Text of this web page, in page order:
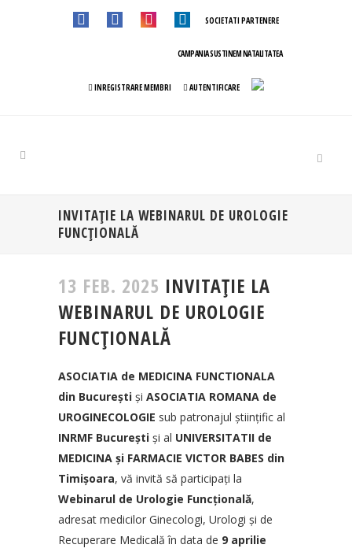
SOCIETATI PARTENERE
CAMPANIA SUSTINEM NATALITATEA
INREGISTRARE MEMBRI AUTENTIFICARE
INVITAȚIE LA WEBINARUL DE UROLOGIE
FUNCȚIONALĂ
13 FEB. 2025 INVITAȚIE LA
WEBINARUL DE UROLOGIE
FUNCȚIONALĂ
ASOCIATIA de MEDICINA FUNCTIONALA
din București și ASOCIATIA ROMANA de
UROGINECOLOGIE sub patronajul științific al
INRMF București și al UNIVERSITATII de
MEDICINA și FARMACIE VICTOR BABES din
Timișoara, vă invită să participați la
Webinarul de Urologie Funcțională,
adresat medicilor Ginecologi, Urologi și de
Recuperare Medicală în data de 9 aprilie